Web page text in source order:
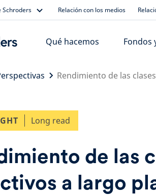
Schroders Relación con los medios
Qué hacemos Fondos
Rendimiento de las
Long read
de las
a largo